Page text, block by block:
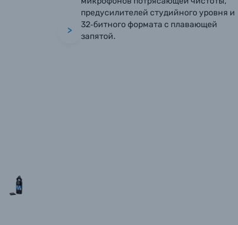
>
предусилителей студийного уровня и
32‑битного формата с плавающей
запятой.